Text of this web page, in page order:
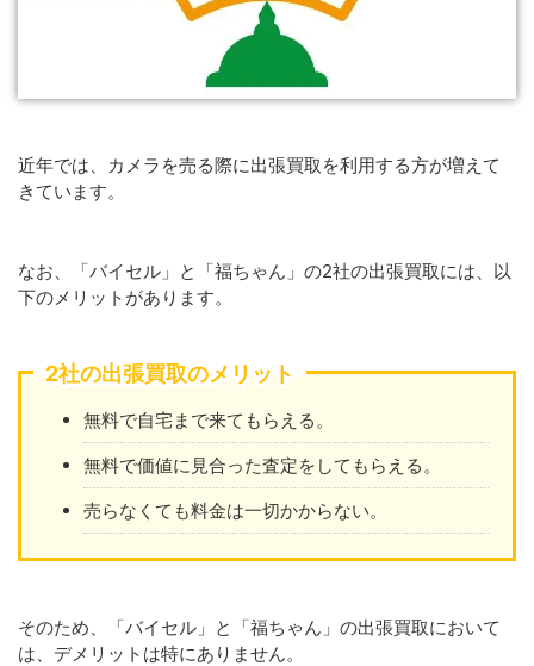
近年では、カメラを売る際に出張買取を利用する方が増えて
きています。
なお、「バイセル」と「福ちゃん」の2社の出張買取には、以
下のメリットがあります。
2社の出張買取のメリット
無料で自宅まで来てもらえる。
無料で価値に見合った査定をしてもらえる。
売らなくても料金は一切かからない。
そのため、「バイセル」と「福ちゃん」の出張買取において
は、デメリットは特にありません。